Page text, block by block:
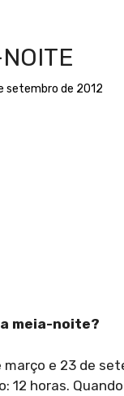
setembro de 2012
meia-noite?
março e 23 de
12 horas.